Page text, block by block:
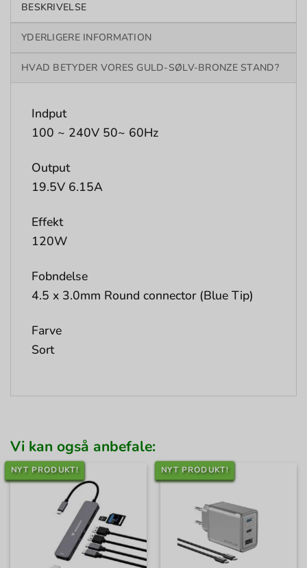
BESKRIVELSE
YDERLIGERE INFORMATION
HVAD BETYDER VORES GULD-SØLV-BRONZE STAND?
Indput
100 ~ 240V 50~ 60Hz
Output
19.5V 6.15A
Effekt
120W
Fobndelse
4.5 x 3.0mm Round connector (Blue Tip)
Farve
Sort
Vi kan også anbefale:
NYT PRODUKT! NYT PRODUKT!